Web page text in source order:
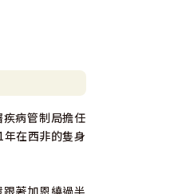
病管制局擔任
在西非的隻身